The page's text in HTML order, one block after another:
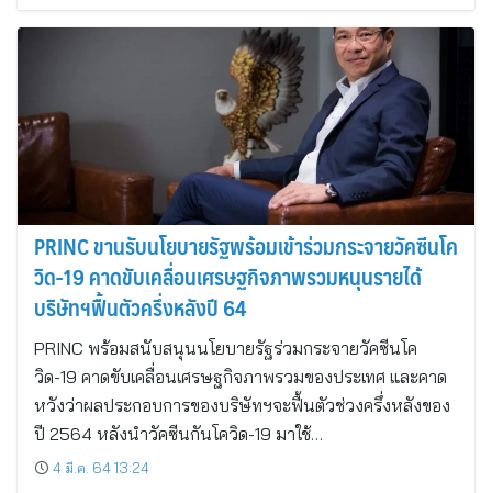
PRINC ขานรับนโยบายรัฐพร้อมเข้าร่วมกระจายวัคซีนโค
วิด-19 คาดขับเคลื่อนเศรษฐกิจภาพรวมหนุนรายได้
บริษัทฯฟื้นตัวครึ่งหลังปี 64
PRINC พร้อมสนับสนุนนโยบายรัฐร่วมกระจายวัคซีนโค
วิด-19 คาดขับเคลื่อนเศรษฐกิจภาพรวมของประเทศ และคาด
หวังว่าผลประกอบการของบริษัทฯจะฟื้นตัวช่วงครึ่งหลังของ
ปี 2564 หลังนำวัคซีนกันโควิด-19 มาใช้…
4 มี.ค. 64 13:24